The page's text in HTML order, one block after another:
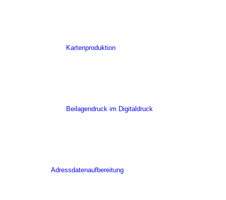
Kartenproduktion
Beilagendruck im Digitaldruck
Adressdatenaufbereitung